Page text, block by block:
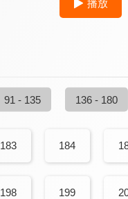
播放
91 - 135 136 - 180
183 184
198 199